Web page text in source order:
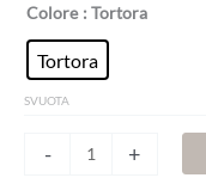
Colore : Tortora
Tortora
SVUOTA
- +